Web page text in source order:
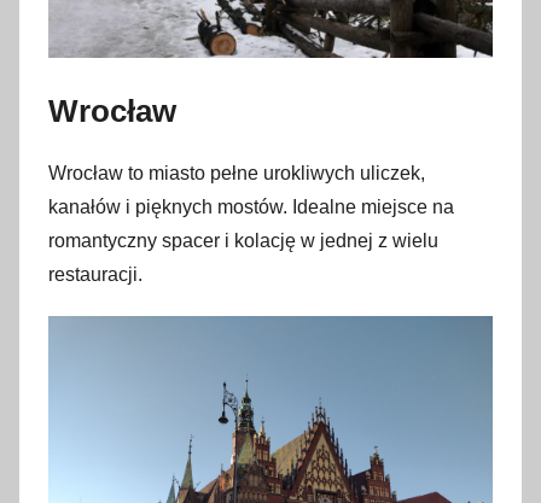
Wrocław
Wrocław to miasto pełne urokliwych uliczek,
kanałów i pięknych mostów. Idealne miejsce na
romantyczny spacer i kolację w jednej z wielu
restauracji.